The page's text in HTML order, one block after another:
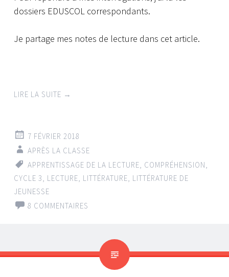
dossiers EDUSCOL correspondants.
Je partage mes notes de lecture dans cet article.
LIRE LA SUITE →
7 FÉVRIER 2018
APRÈS LA CLASSE
APPRENTISSAGE DE LA LECTURE, COMPRÉHENSION,
CYCLE 3, LECTURE, LITTÉRATURE, LITTÉRATURE DE
JEUNESSE
8 COMMENTAIRES